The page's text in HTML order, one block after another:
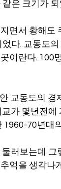
은 크기가
면서 황해도
다. 교동도
이란다. 100
교동도의 경
가 몇년전
1960-70년대
러보는데 그
억을 생각나